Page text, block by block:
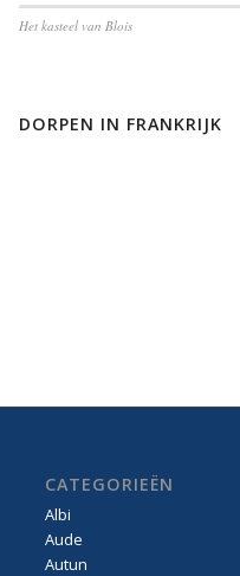
Het kasteel van Blois
DORPEN IN FRANKRIJK
CATEGORIEËN
Albi
Aude
Autun